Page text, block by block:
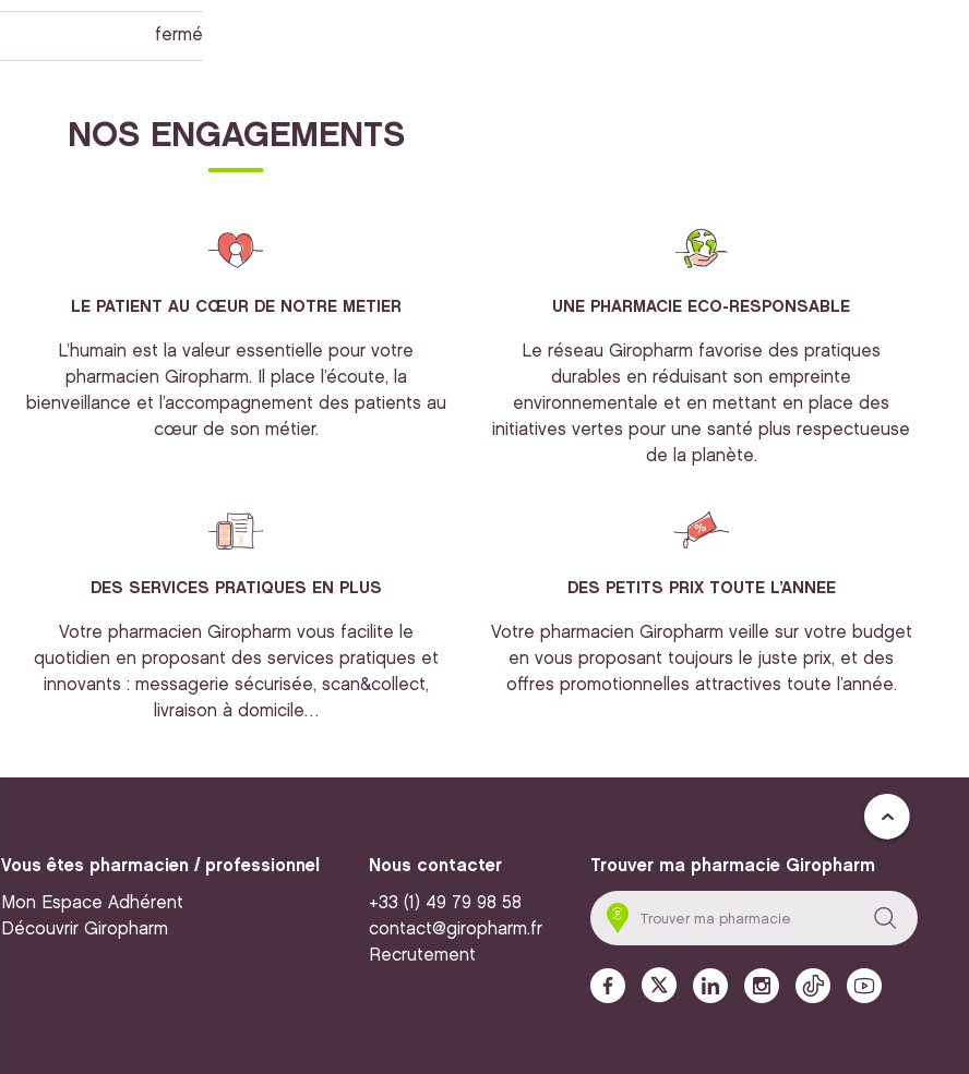
fermé
NOS ENGAGEMENTS
LE PATIENT AU CŒUR DE NOTRE METIER
L’humain est la valeur essentielle pour votre
pharmacien Giropharm. Il place l’écoute, la
bienveillance et l’accompagnement des patients au
cœur de son métier.
UNE PHARMACIE ECO-RESPONSABLE
Le réseau Giropharm favorise des pratiques
durables en réduisant son empreinte
environnementale et en mettant en place des
initiatives vertes pour une santé plus respectueuse
de la planète.
DES SERVICES PRATIQUES EN PLUS
Votre pharmacien Giropharm vous facilite le
quotidien en proposant des services pratiques et
innovants : messagerie sécurisée, scan&collect,
livraison à domicile…
DES PETITS PRIX TOUTE L’ANNEE
Votre pharmacien Giropharm veille sur votre budget
en vous proposant toujours le juste prix, et des
offres promotionnelles attractives toute l’année.
Vous êtes pharmacien / professionnel
Mon Espace Adhérent
Découvrir Giropharm
Nous contacter
+33 (1) 49 79 98 58
contact@giropharm.fr
Recrutement
Trouver ma pharmacie Giropharm